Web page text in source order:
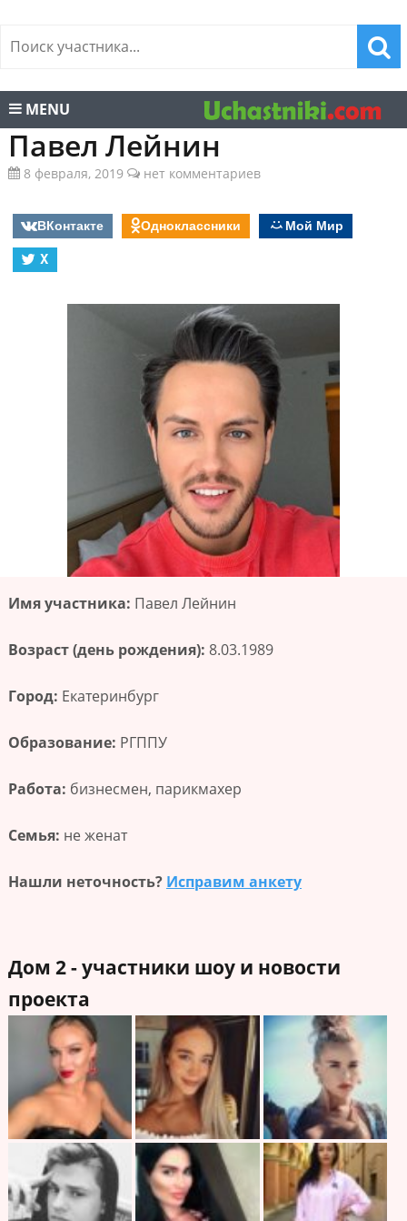
MENU
Павел Лейнин
8 февраля, 2019 нет комментариев
ВКонтакте Одноклассники
Мой Мир
X
Имя участника: Павел Лейнин
Возраст (день рождения): 8.03.1989
Город: Екатеринбург
Образование: РГППУ
Работа: бизнесмен, парикмахер
Семья: не женат
Нашли неточность? Исправим анкету
Дом 2 - участники шоу и новости
проекта